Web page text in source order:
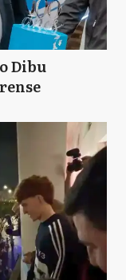
Dibu